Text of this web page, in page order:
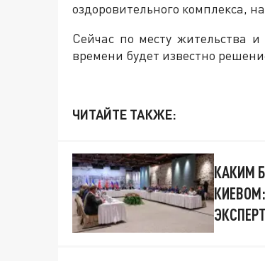
оздоровительного комплекса,
Сейчас по месту жительства
времени будет известно
ЧИТАЙТЕ ТАКЖЕ:
КАКИМ